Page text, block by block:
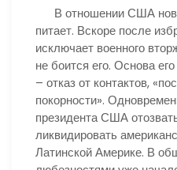
В отношении США
питает. Вскоре после
исключает военного
не боится его. Основа
– отказ от контактов,
покорности».
президента США
ликвидировать
Латинской Америке. В